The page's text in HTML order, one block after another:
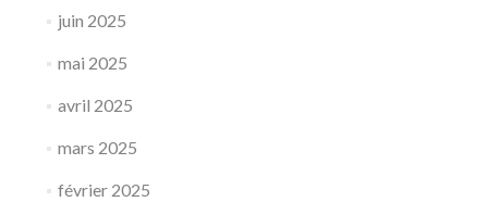
juin 2025
mai 2025
avril 2025
mars 2025
février 2025